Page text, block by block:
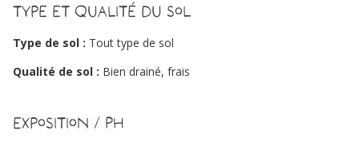
Type et qualité du sol
Type de sol : Tout type de sol
Qualité de sol : Bien drainé, frais
Exposition / PH